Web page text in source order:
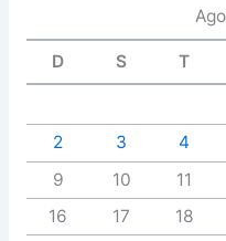
D S T
2
3 4
9
10 11
16
17 18